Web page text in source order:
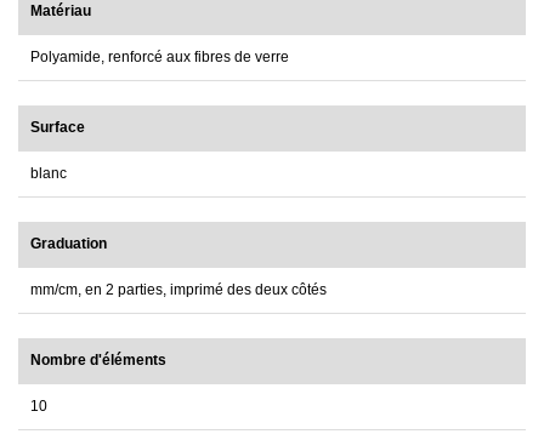
Matériau
Polyamide, renforcé aux fibres de verre
Surface
blanc
Graduation
mm/cm, en 2 parties, imprimé des deux côtés
Nombre d'éléments
10